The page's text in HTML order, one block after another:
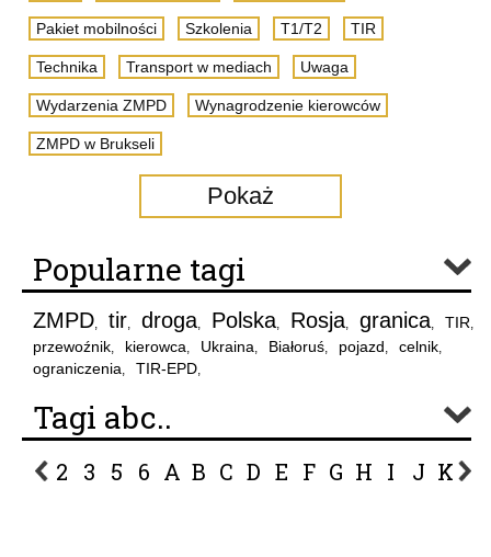
Pakiet mobilności Szkolenia T1/T2 TIR
Technika Transport w mediach Uwaga
Wydarzenia ZMPD Wynagrodzenie kierowców
ZMPD w Brukseli
Pokaż
Popularne tagi
ZMPD, tir, droga, Polska, Rosja, granica, TIR,
przewoźnik, kierowca, Ukraina, Białoruś, pojazd, celnik,
ograniczenia, TIR-EPD,
Tagi abc..
2 3 5 6 A B C D E F G H I J K L